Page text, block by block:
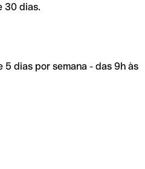
30 dias.
dias por semana - das 9h às